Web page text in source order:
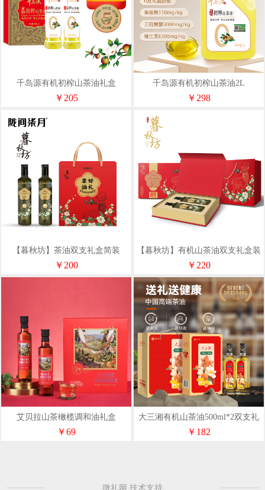
千岛源有机初榨山茶油礼盒
500mL*2
￥205
千岛源有机初榨山茶油2L
￥298
【暮秋坊】茶油双支礼盒简装
￥200
【暮秋坊】有机山茶油双支礼盒装
￥220
艾贝拉山茶橄榄调和油礼盒
500ml*2
￥69
大三湘有机山茶油500ml*2双支礼
盒
￥182
微礼网 技术支持